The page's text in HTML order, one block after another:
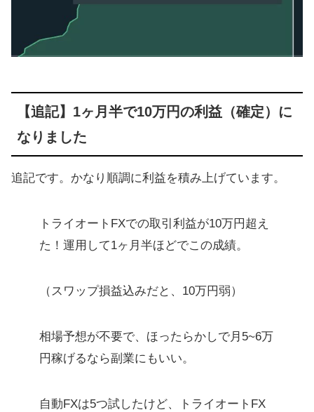
【追記】1ヶ月半で10万円の利益（確定）に
なりました
追記です。かなり順調に利益を積み上げています。
トライオートFXでの取引利益が10万円超え
た！運用して1ヶ月半ほどでこの成績。
（スワップ損益込みだと、10万円弱）
相場予想が不要で、ほったらかしで月5~6万
円稼げるなら副業にもいい。
自動FXは5つ試したけど、トライオートFX